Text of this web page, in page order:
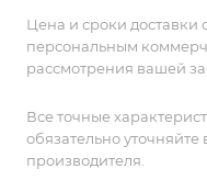
Цена и сроки доставки
персональным
рассмотрения вашей
Все точные
обязательно
производителя.